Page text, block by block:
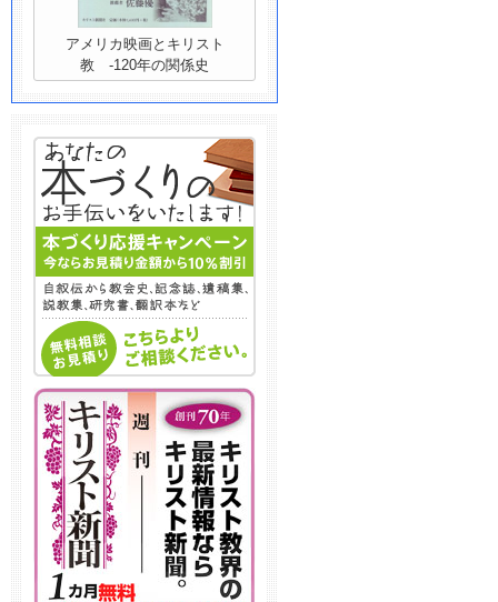
アメリカ映画とキリスト
教 -120年の関係史